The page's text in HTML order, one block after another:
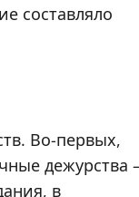
составляло
Во-первых,
дежурства
в